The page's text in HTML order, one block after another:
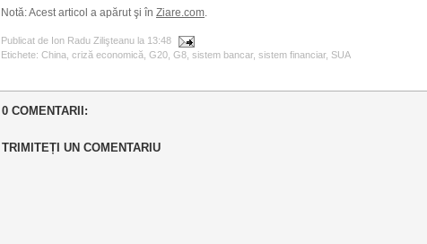
Notă: Acest articol a apărut şi în Ziare.com.
Publicat de Ion Radu Zilişteanu la 13:48
Etichete: China criză economică G20 G8 sistem bancar, sistem financiar, SUA
0 COMENTARII:
TRIMITEȚI UN COMENTARIU